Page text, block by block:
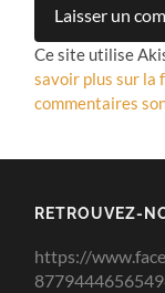
Ce site utilise
savoir plus sur la
commentaires
RETROUVEZ-
https://